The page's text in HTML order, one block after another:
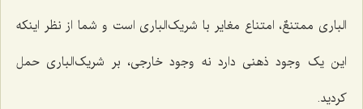
الباری ممتنعٌ، امتناع مغایر با شریک‌الباری است و شما از نظر اینکه
این یک وجود ذهنی دارد نه‌ وجود خارجی، بر شریک‌الباری حمل
کردید.